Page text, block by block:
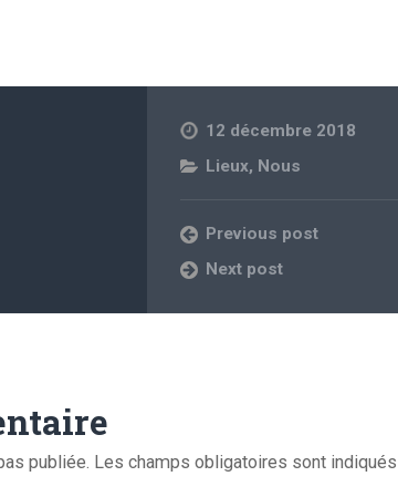
12 décembre 2018
Lieux, Nous
Previous post
Next post
publiée. Les champs obligatoires sont indiqués